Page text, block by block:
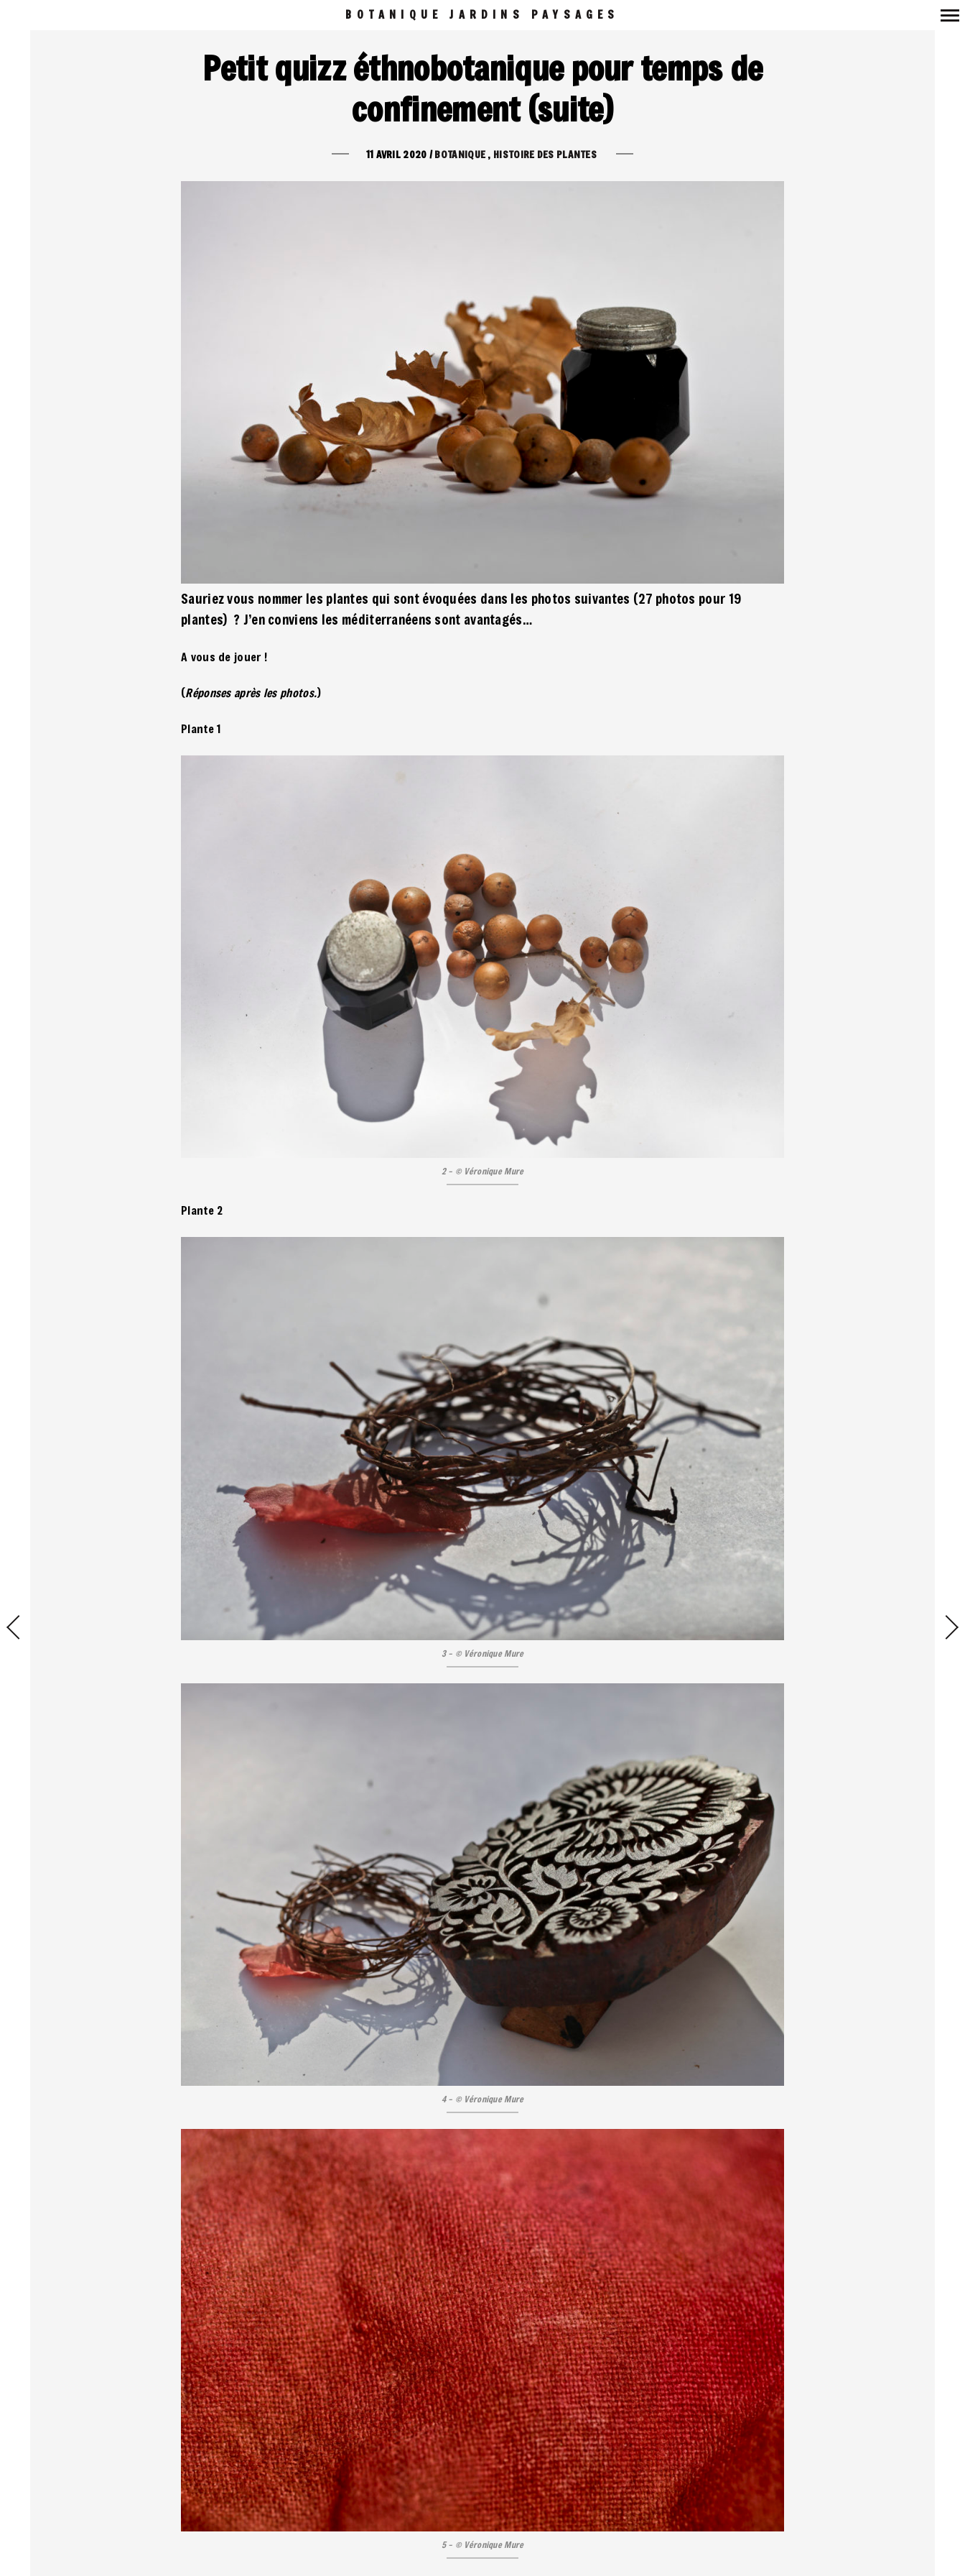
principale
BOTANIQUE JARDINS PAYSAGES
Petit quizz éthnobotanique pour temps de
confinement (suite)
11 AVRIL 2020 /BOTANIQUE HISTOIRE DES PLANTES
Sauriez vous nommer les plantes qui sont évoquées dans les photos suivantes (27 photos pour 19
plantes) ? J’en conviens les méditerranéens sont avantagés…
A vous de jouer !
(Réponses après les photos.)
Plante 1
2 – © Véronique Mure
Plante 2
3 – © Véronique Mure
4 – © Véronique Mure
5 – © Véronique Mure